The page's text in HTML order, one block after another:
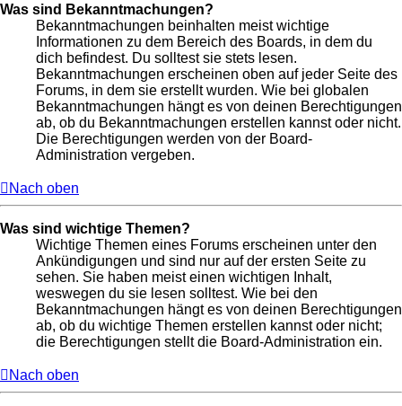
Was sind Bekanntmachungen?
Bekanntmachungen beinhalten meist wichtige
Informationen zu dem Bereich des Boards, in dem du
dich befindest. Du solltest sie stets lesen.
Bekanntmachungen erscheinen oben auf jeder Seite des
Forums, in dem sie erstellt wurden. Wie bei globalen
Bekanntmachungen hängt es von deinen Berechtigungen
ab, ob du Bekanntmachungen erstellen kannst oder nicht.
Die Berechtigungen werden von der Board-
Administration vergeben.
Nach oben
Was sind wichtige Themen?
Wichtige Themen eines Forums erscheinen unter den
Ankündigungen und sind nur auf der ersten Seite zu
sehen. Sie haben meist einen wichtigen Inhalt,
weswegen du sie lesen solltest. Wie bei den
Bekanntmachungen hängt es von deinen Berechtigungen
ab, ob du wichtige Themen erstellen kannst oder nicht;
die Berechtigungen stellt die Board-Administration ein.
Nach oben